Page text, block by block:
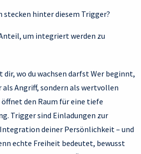
stecken hinter diesem Trigger?
um integriert werden zu
wo du wachsen darfst Wer beginnt,
Angriff, sondern als wertvollen
den Raum für eine tiefe
Trigger sind Einladungen zur
deiner Persönlichkeit – und
echte Freiheit bedeutet, bewusst